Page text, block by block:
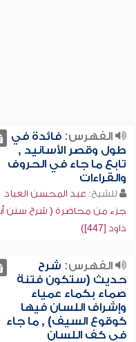
الفهرس:فائدة في
طول وقصر الأسانيد ,
تابع ما جاء في الحروف
والقراءات
للشيخ: عبد المحسن العباد
جزء من محاضرة ( شرح سنن
داود [447])
الفهرس: شرح
حديث (ستكون فتنة
صماء بكماء عمياء
وإشراف اللسان فيها
كوقوع السيف) , ما جاء
في كف اللسان